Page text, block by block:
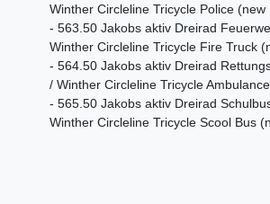
Winther Circleline Tricycle Police (new
- 563.50 Jakobs aktiv Dreirad
Winther Circleline Tricycle Fire Truck
- 564.50 Jakobs aktiv Dreirad
/ Winther Circleline Tricycle
- 565.50 Jakobs aktiv Dreirad
Winther Circleline Tricycle Scool Bus